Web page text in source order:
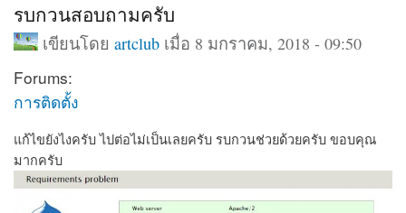
รบกวนสอบถามครับ
เขียนโดย artclubเมื่อ 8 มกราคม, 2018 - 09:50
Forums:
การติดตั้ง
แก้ไขยังไงครับ ไปต่อไม่เป็นเลยครับ รบกวนช่วยด้วยครับ ขอบคุณ
มากครับ